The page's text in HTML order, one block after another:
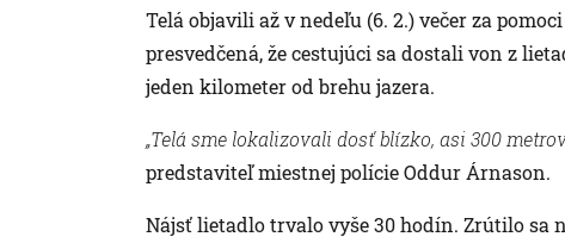
Telá objavili až v nedeľu (6. 2.) večer za
presvedčená, že cestujúci sa dostali von z
jeden kilometer od brehu jazera.
„Telá sme lokalizovali dosť blízko, asi 300
predstaviteľ miestnej polície Oddur Árnason.
Nájsť lietadlo trvalo vyše 30 hodín. Zrútilo sa